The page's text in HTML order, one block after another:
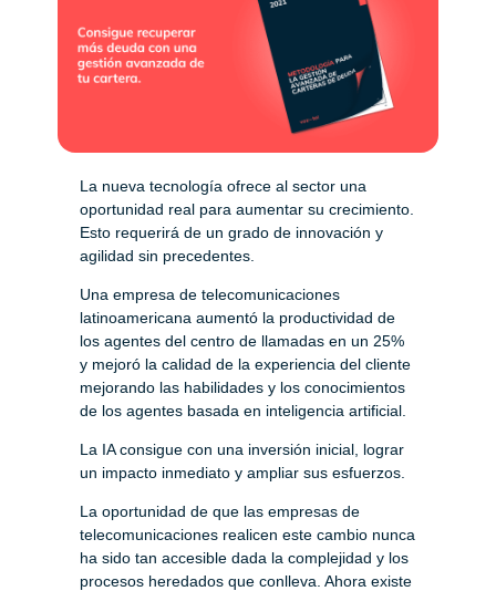
La nueva tecnología ofrece al sector una
oportunidad real para aumentar su crecimiento.
Esto requerirá de un grado de innovación y
agilidad sin precedentes.
Una empresa de telecomunicaciones
latinoamericana aumentó la productividad de
los agentes del centro de llamadas en un 25%
y mejoró la calidad de la experiencia del cliente
mejorando las habilidades y los conocimientos
de los agentes basada en inteligencia artificial.
La IA consigue con una inversión inicial, lograr
un impacto inmediato y ampliar sus esfuerzos.
La oportunidad de que las empresas de
telecomunicaciones realicen este cambio nunca
ha sido tan accesible dada la complejidad y los
procesos heredados que conlleva. Ahora existe